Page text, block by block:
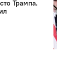
Трампа.